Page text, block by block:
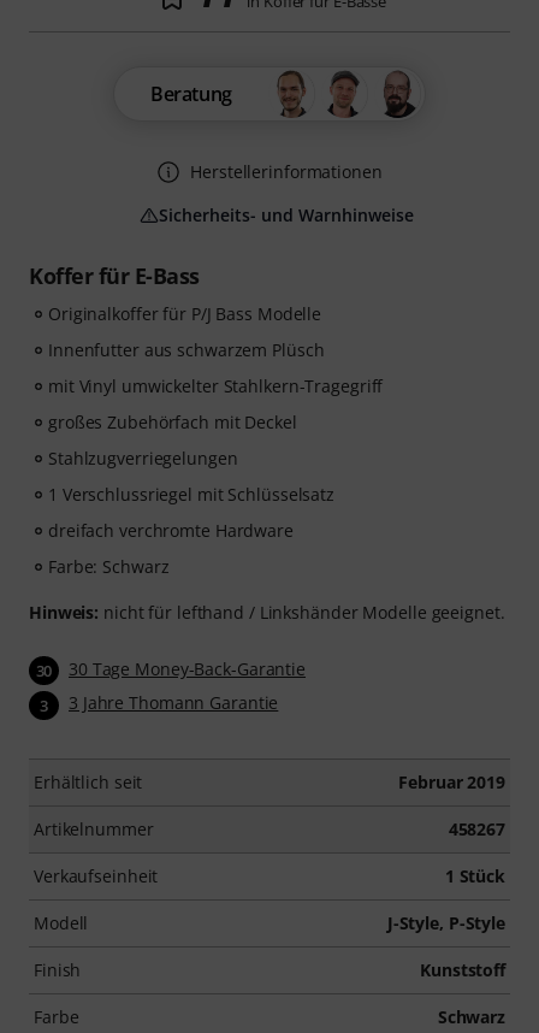
Koffer für E-Bass
Originalkoffer für P/J Bass Modelle
Innenfutter aus schwarzem Plüsch
mit Vinyl umwickelter Stahlkern-Tragegriff
großes Zubehörfach mit Deckel
Stahlzugverriegelungen
1 Verschlussriegel mit Schlüsselsatz
dreifach verchromte Hardware
Farbe: Schwarz
Hinweis: nicht für lefthand / Linkshänder Modelle geeignet.
30 30 Tage Money-Back-Garantie
3 3 Jahre Thomann Garantie
Erhältlich seit Februar 2019
Artikelnummer 458267
Verkaufseinheit 1 Stück
Modell J-Style, P-Style
Finish Kunststoff
Farbe Schwarz
Beratung
Herstellerinformationen
Sicherheits- und Warnhinweise